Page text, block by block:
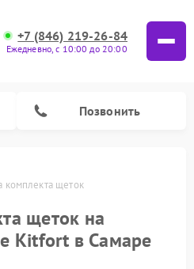
+7 (846) 219-26-84
Ежедневно, с 10:00 до 20:00
Позвонить
комплекта щеток
щеток на
Kitfort в Самаре